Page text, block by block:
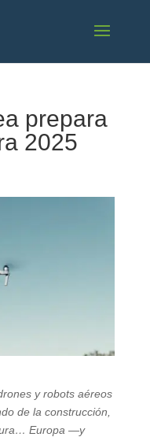
prepara
2025
y robots aéreos
de la construcción,
Europa —y